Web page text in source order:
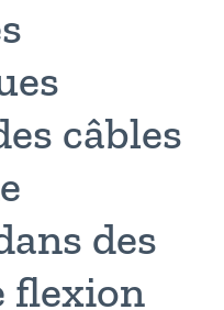
câbles
des
flexion